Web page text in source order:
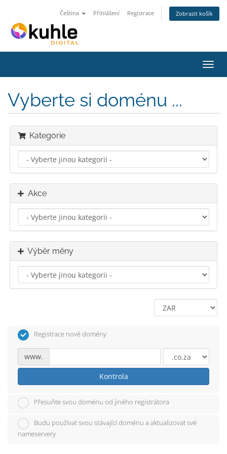
Čeština Přihlášení Registrace Zobrazit košík
Vyberte si doménu ...
Kategorie
Akce
Výběr měny
Registrace nové domény
www.
Kontrola
Přesuňte svou doménu od jiného registrátora
Budu používat svou stávající doménu a aktualizovat své
nameservery